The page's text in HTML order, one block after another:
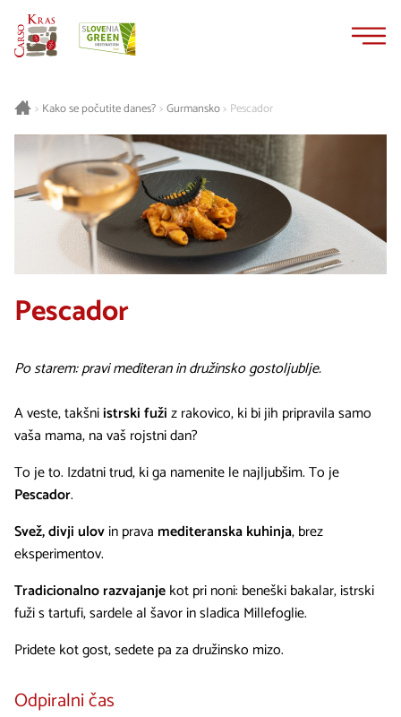
> Kako se počutite danes?> Gurmansko> Pescador
Pescador
Po starem: pravi mediteran in družinsko gostoljublje.
A veste, takšniistrski fužiz rakovico, ki bi jih pripravila samo
vaša mama, na vaš rojstni dan?
To je to. Izdatni trud, ki ga namenite le najljubšim. To je
Pescador.
Svež, divji ulovin prava mediteranska kuhinja, brez
eksperimentov.
Tradicionalno razvajanjekot pri noni: beneški bakalar, istrski
fuži s tartufi, sardele al šavor in sladica Millefoglie.
Pridete kot gost, sedete pa za družinsko mizo.
Odpiralni čas